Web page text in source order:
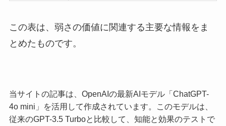
この表は、弱さの価値に関連する主要な情報をま
とめたものです。
当サイトの記事は、OpenAIの最新AIモデル「ChatGPT-
4o mini」を活用して作成されています。このモデルは、
従来のGPT-3.5 Turboと比較して、知能と効果のテストで